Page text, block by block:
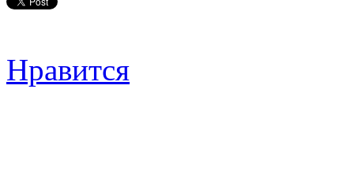
Нравится